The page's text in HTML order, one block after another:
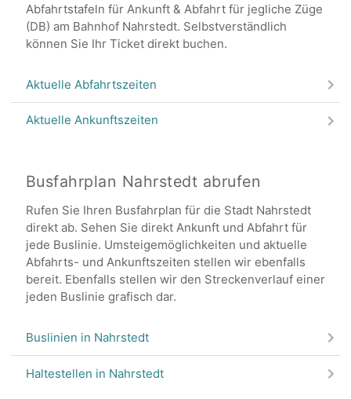
Abfahrtstafeln für Ankunft & Abfahrt für jegliche Züge
(DB) am Bahnhof Nahrstedt. Selbstverständlich
können Sie Ihr Ticket direkt buchen.
Aktuelle Abfahrtszeiten
Aktuelle Ankunftszeiten
Busfahrplan Nahrstedt abrufen
Rufen Sie Ihren Busfahrplan für die Stadt Nahrstedt
direkt ab. Sehen Sie direkt Ankunft und Abfahrt für
jede Buslinie. Umsteigemöglichkeiten und aktuelle
Abfahrts- und Ankunftszeiten stellen wir ebenfalls
bereit. Ebenfalls stellen wir den Streckenverlauf einer
jeden Buslinie grafisch dar.
Buslinien in Nahrstedt
Haltestellen in Nahrstedt